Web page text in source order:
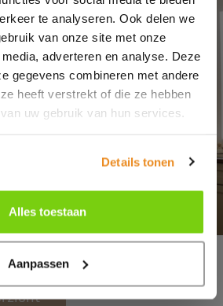
te analyseren. Ook delen we
van onze site met onze
adverteren en analyse. Deze
gegevens combineren met andere
heeft verstrekt of die ze hebben
uw gebruik van hun services.
Details tonen
Alles toestaan
Aanpassen